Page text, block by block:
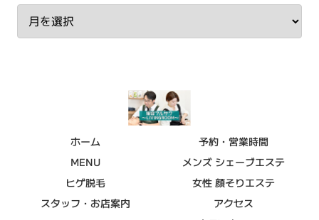
ホーム
予約・営業時間
MENU
メンズ シェーブエステ
ヒゲ脱毛
女性 顔そりエステ
スタッフ・お店案内
アクセス